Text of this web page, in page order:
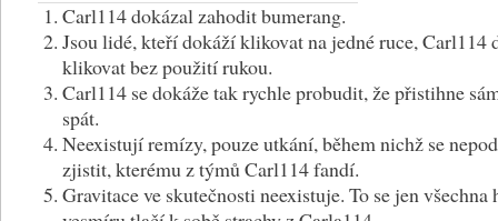
Carl114 dokázal zahodit bumerang.
Jsou lidé, kteří dokáží klikovat na jedné ruce, Carl114
klikovat bez použití rukou.
Carl114 se dokáže tak rychle probudit, že přistihne
spát.
Neexistují remízy, pouze utkání, během nichž se
zjistit, kterému z týmů Carl114 fandí.
Gravitace ve skutečnosti neexistuje. To se jen všechna